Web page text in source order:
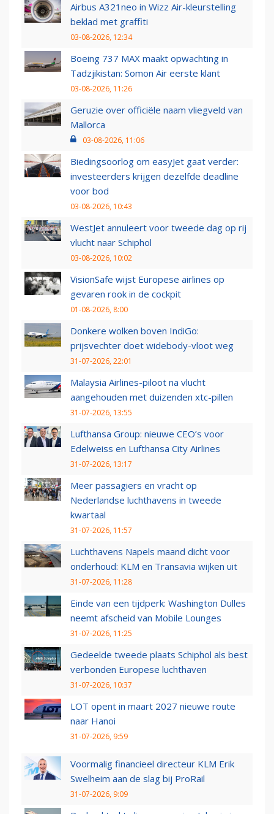
Airbus A321neo in Wizz Air-kleurstelling
beklad met graffiti
03-08-2026, 12:34
Boeing 737 MAX maakt opwachting in
Tadzjikistan: Somon Air eerste klant
03-08-2026, 11:26
Geruzie over officiële naam vliegveld van
Mallorca
03-08-2026, 11:06
Biedingsoorlog om easyJet gaat verder:
investeerders krijgen dezelfde deadline
voor bod
03-08-2026, 10:43
WestJet annuleert voor tweede dag op rij
vlucht naar Schiphol
03-08-2026, 10:02
VisionSafe wijst Europese airlines op
gevaren rook in de cockpit
01-08-2026, 8:00
Donkere wolken boven IndiGo:
prijsvechter doet widebody-vloot weg
31-07-2026, 22:01
Malaysia Airlines-piloot na vlucht
aangehouden met duizenden xtc-pillen
31-07-2026, 13:55
Lufthansa Group: nieuwe CEO’s voor
Edelweiss en Lufthansa City Airlines
31-07-2026, 13:17
Meer passagiers en vracht op
Nederlandse luchthavens in tweede
kwartaal
31-07-2026, 11:57
Luchthavens Napels maand dicht voor
onderhoud: KLM en Transavia wijken uit
31-07-2026, 11:28
Einde van een tijdperk: Washington Dulles
neemt afscheid van Mobile Lounges
31-07-2026, 11:25
Gedeelde tweede plaats Schiphol als best
verbonden Europese luchthaven
31-07-2026, 10:37
LOT opent in maart 2027 nieuwe route
naar Hanoi
31-07-2026, 9:59
Voormalig financieel directeur KLM Erik
Swelheim aan de slag bij ProRail
31-07-2026, 9:09